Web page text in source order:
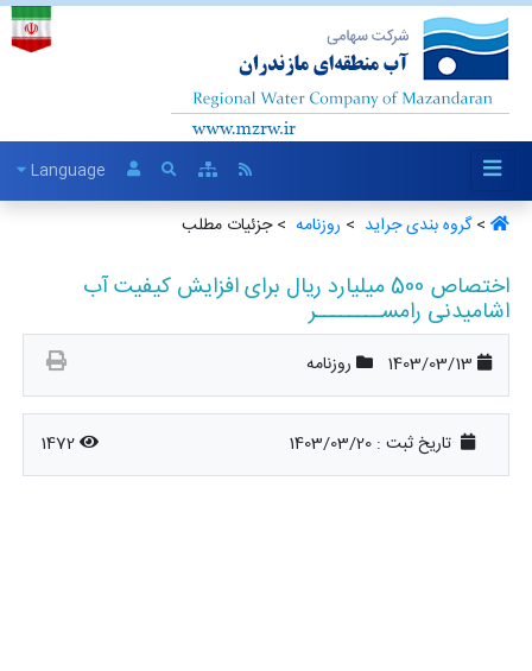
Language
>گروه بندی جراید ‏ > روزنامه ‏ > جزئیات مطلب
اختصاص 500 میلیارد ریال برای افزایش کیفیت آب
اشامیدنی رامســــــــر
1403/03/13 روزنامه
تاریخ ثبت :1403/03/20
1472